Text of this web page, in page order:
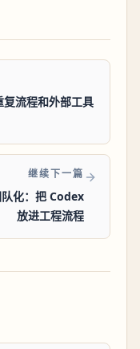
流程和外部工具
继续下一篇
化：把 Codex
放进工程流程